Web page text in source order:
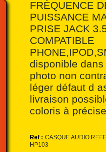
FRÉQUENCE
PUISSANCE
PRISE JACK
disponible
photo non
léger défaut d
livraison
coloris à
Ref : CASQUE AUDIO
HP103